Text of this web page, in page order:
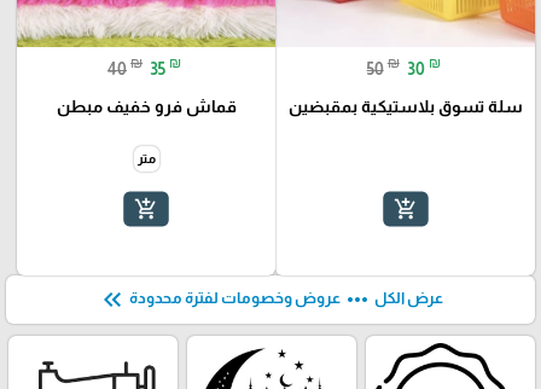
50 ₪ 30 ₪
سلة تسوق بلاستيكية بمقبضين
add_shopping_cart
40 ₪ 35 ₪
قماش فرو خفيف مبطن
متر
add_shopping_cart
عرض الكل more_horiz عروض وخصومات لفترة محدودة keyboard_double_arrow_left